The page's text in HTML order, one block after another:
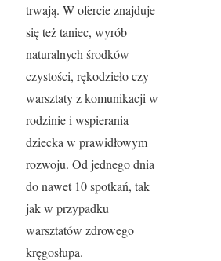
trwają. W ofercie znajduje
się też taniec, wyrób
naturalnych środków
czystości, rękodzieło czy
warsztaty z komunikacji w
rodzinie i wspierania
dziecka w prawidłowym
rozwoju. Od jednego dnia
do nawet 10 spotkań, tak
jak w przypadku
warsztatów zdrowego
kręgosłupa.